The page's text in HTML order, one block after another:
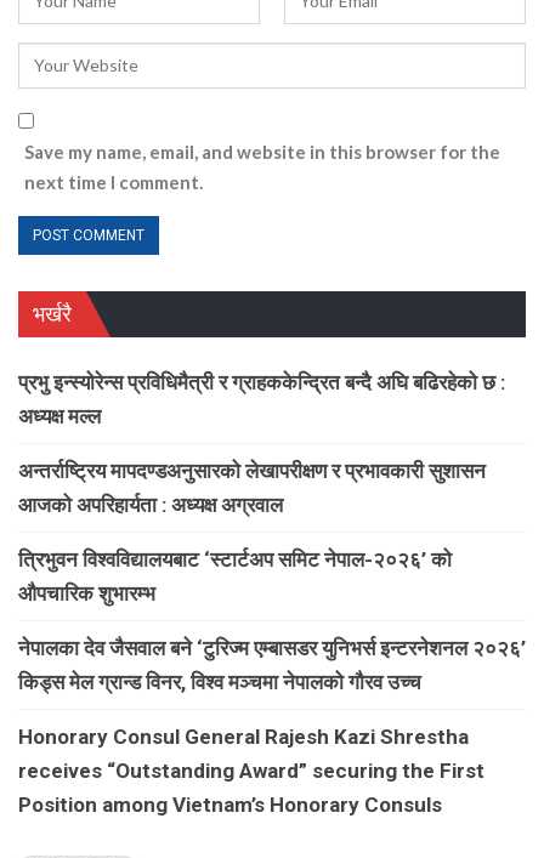
Save my name, email, and website in this browser for the
next time I comment.
भर्खरै
प्रभु इन्स्योरेन्स प्रविधिमैत्री र ग्राहककेन्द्रित बन्दै अघि बढिरहेको छ :
अध्यक्ष मल्ल
अन्तर्राष्ट्रिय मापदण्डअनुसारको लेखापरीक्षण र प्रभावकारी सुशासन
आजको अपरिहार्यता : अध्यक्ष अग्रवाल
त्रिभुवन विश्वविद्यालयबाट ‘स्टार्टअप समिट नेपाल-२०२६’ को
औपचारिक शुभारम्भ
नेपालका देव जैसवाल बने ‘टुरिज्म एम्बासडर युनिभर्स इन्टरनेशनल २०२६’
किड्स मेल ग्रान्ड विनर, विश्व मञ्चमा नेपालको गौरव उच्च
Honorary Consul General Rajesh Kazi Shrestha
receives “Outstanding Award” securing the First
Position among Vietnam’s Honorary Consuls